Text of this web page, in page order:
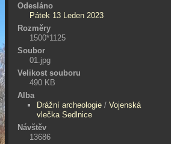
Odesláno
Pátek 13 Leden 2023
Rozměry
1500*1125
Soubor
01.jpg
Velikost souboru
490 KB
Alba
Drážní archeologie /Vojenská
vlečka Sedlnice
Návštěv
13686